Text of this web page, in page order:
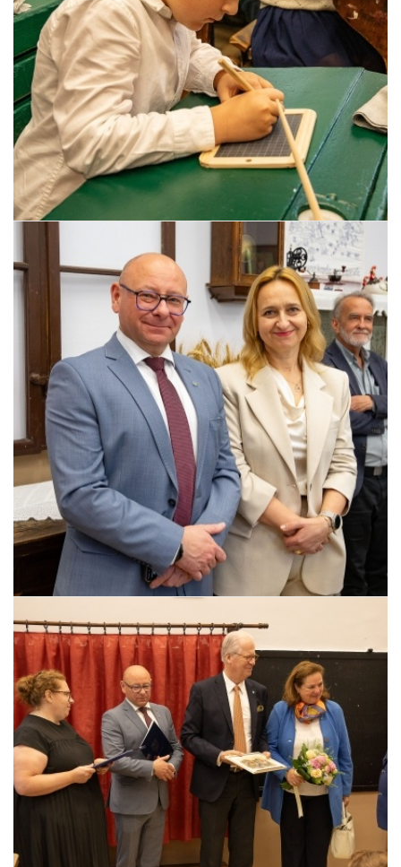
Pszczyna, 22 maja 2026 r.
Pszczyna, 22 maja 2026 r.